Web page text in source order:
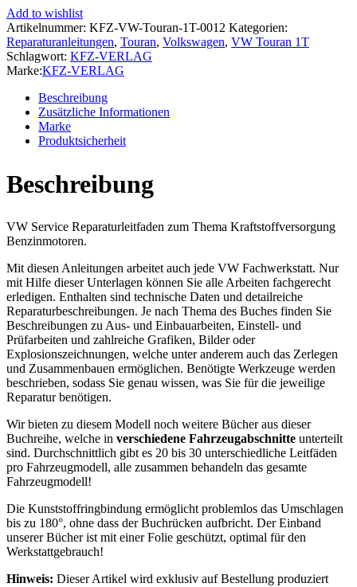
1T
2003-
2015
Kraftstoffversorgung
Benzinmotoren
Reparaturanleitung
Menge
Add to wishlist
Artikelnummer: KFZ-VW-Touran-1T-0012 Kategorien:
Reparaturanleitungen, Touran, Volkswagen, VW Touran 1T
Schlagwort: KFZ-VERLAG
Marke:KFZ-VERLAG
Beschreibung
Zusätzliche Informationen
Marke
Produktsicherheit
Beschreibung
VW Service Reparaturleitfaden zum Thema Kraftstoffversorgung
Benzinmotoren.
Mit diesen Anleitungen arbeitet auch jede VW Fachwerkstatt. Nur
mit Hilfe dieser Unterlagen können Sie alle Arbeiten fachgerecht
erledigen. Enthalten sind technische Daten und detailreiche
Reparaturbeschreibungen. Je nach Thema des Buches finden Sie
Beschreibungen zu Aus- und Einbauarbeiten, Einstell- und
Prüfarbeiten und zahlreiche Grafiken, Bilder oder
Explosionszeichnungen, welche unter anderem auch das Zerlegen
und Zusammenbauen ermöglichen. Benötigte Werkzeuge werden
beschrieben, sodass Sie genau wissen, was Sie für die jeweilige
Reparatur benötigen.
Wir bieten zu diesem Modell noch weitere Bücher aus dieser
Buchreihe, welche in verschiedene Fahrzeugabschnitte unterteilt
sind. Durchschnittlich gibt es 20 bis 30 unterschiedliche Leitfäden
pro Fahrzeugmodell, alle zusammen behandeln das gesamte
Fahrzeugmodell!
Die Kunststoffringbindung ermöglicht problemlos das Umschlagen
bis zu 180°, ohne dass der Buchrücken aufbricht. Der Einband
unserer Bücher ist mit einer Folie geschützt, optimal für den
Werkstattgebrauch!
Hinweis: Dieser Artikel wird exklusiv auf Bestellung produziert